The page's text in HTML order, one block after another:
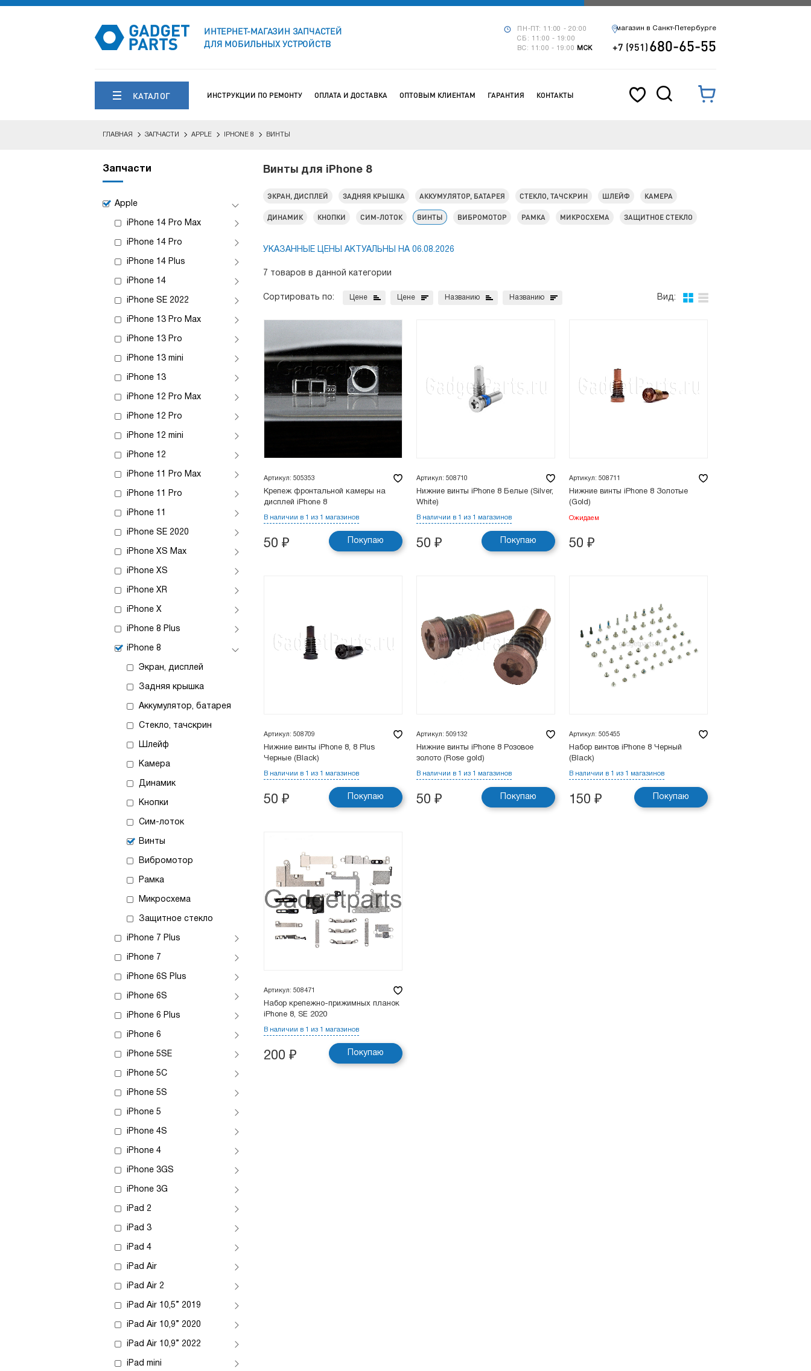
ИНТЕРНЕТ-МАГАЗИН ЗАПЧАСТЕЙ
ДЛЯ МОБИЛЬНЫХ УСТРОЙСТВ
ПН-ПТ: 11:00 - 20:00
СБ: 11:00 - 19:00
ВС: 11:00 - 19:00
МСК
магазин в Санкт-Петербурге
+7 (951)680-65-55
КАТАЛОГ ИНСТРУКЦИИ ПО РЕМОНТУ ОПЛАТА И ДОСТАВКА ОПТОВЫМ КЛИЕНТАМ ГАРАНТИЯ КОНТАКТЫ
ГЛАВНАЯ ЗАПЧАСТИ APPLE IPHONE 8 ВИНТЫ
Запчасти
Apple
iPhone 14 Pro Max
iPhone 14 Pro
iPhone 14 Plus
iPhone 14
iPhone SE 2022
iPhone 13 Pro Max
iPhone 13 Pro
iPhone 13 mini
iPhone 13
iPhone 12 Pro Max
iPhone 12 Pro
iPhone 12 mini
iPhone 12
iPhone 11 Pro Max
iPhone 11 Pro
iPhone 11
iPhone SE 2020
iPhone XS Max
iPhone XS
iPhone XR
iPhone X
iPhone 8 Plus
iPhone 8
Экран, дисплей
Задняя крышка
Аккумулятор, батарея
Стекло, тачскрин
Шлейф
Камера
Динамик
Кнопки
Сим-лоток
Винты
Вибромотор
Рамка
Микросхема
Защитное стекло
iPhone 7 Plus
iPhone 7
iPhone 6S Plus
iPhone 6S
iPhone 6 Plus
iPhone 6
iPhone 5SE
iPhone 5C
iPhone 5S
iPhone 5
iPhone 4S
iPhone 4
iPhone 3GS
iPhone 3G
iPad 2
iPad 3
iPad 4
iPad Air
iPad Air 2
iPad Air 10,5” 2019
iPad Air 10,9” 2020
iPad Air 10,9” 2022
iPad mini
Винты для iPhone 8
ЭКРАН, ДИСПЛЕЙ ЗАДНЯЯ КРЫШКА АККУМУЛЯТОР, БАТАРЕЯ СТЕКЛО, ТАЧСКРИН ШЛЕЙФ КАМЕРА
ДИНАМИК КНОПКИ СИМ-ЛОТОК ВИНТЫ ВИБРОМОТОР РАМКА МИКРОСХЕМА ЗАЩИТНОЕ СТЕКЛО
УКАЗАННЫЕ ЦЕНЫ АКТУАЛЬНЫ НА 06.08.2026
7 товаров в данной категории
Вид:
Сортировать по: Цене Цене Названию Названию
Артикул: 505353
Крепеж фронтальной камеры на
дисплей iPhone 8
В наличии в 1 из 1 магазинов
50 ₽ Покупаю
Артикул: 508710
Нижние винты iPhone 8 Белые (Silver,
White)
В наличии в 1 из 1 магазинов
50 ₽ Покупаю
Артикул: 508711
Нижние винты iPhone 8 Золотые
(Gold)
Ожидаем
50 ₽
Артикул: 508709
Нижние винты iPhone 8, 8 Plus
Черные (Black)
В наличии в 1 из 1 магазинов
50 ₽ Покупаю
Артикул: 509132
Нижние винты iPhone 8 Розовое
золото (Rose gold)
В наличии в 1 из 1 магазинов
50 ₽ Покупаю
Артикул: 505455
Набор винтов iPhone 8 Черный
(Black)
В наличии в 1 из 1 магазинов
150 ₽ Покупаю
Артикул: 508471
Набор крепежно-прижимных планок
iPhone 8, SE 2020
В наличии в 1 из 1 магазинов
200 ₽ Покупаю